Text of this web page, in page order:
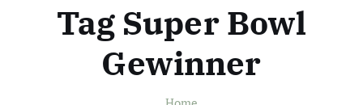
Tag Super Bowl
Gewinner